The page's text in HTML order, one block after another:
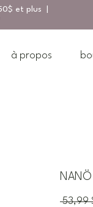
et plus |
à propos
53,99